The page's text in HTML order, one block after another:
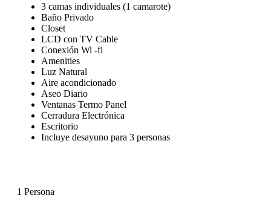
3 camas individuales (1 camarote)
Baño Privado
Closet
LCD con TV Cable
Conexión Wi -fi
Amenities
Luz Natural
Aire acondicionado
Aseo Diario
Ventanas Termo Panel
Cerradura Electrónica
Escritorio
Incluye desayuno para 3 personas
1 Persona